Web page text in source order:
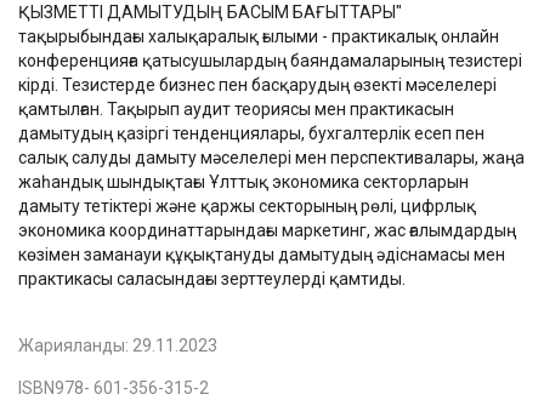
ҚЫЗМЕТТІ ДАМЫТУДЫҢ БАСЫМ БАҒЫТТАРЫ"
тақырыбындағы халықаралық ғылыми - практикалық онлайн
конференцияға қатысушылардың баяндамаларының тезистері
кірді. Тезистерде бизнес пен басқарудың өзекті мәселелері
қамтылған. Тақырып аудит теориясы мен практикасын
дамытудың қазіргі тенденциялары, бухгалтерлік есеп пен
салық салуды дамыту мәселелері мен перспективалары, жаңа
жаһандық шындықтағы Ұлттық экономика секторларын
дамыту тетіктері және қаржы секторының рөлі, цифрлық
экономика координаттарындағы маркетинг, жас ғалымдардың
көзімен заманауи құқықтануды дамытудың әдіснамасы мен
практикасы саласындағы зерттеулерді қамтиды.
Жарияланды: 29.11.2023
ISBN978- 601-356-315-2